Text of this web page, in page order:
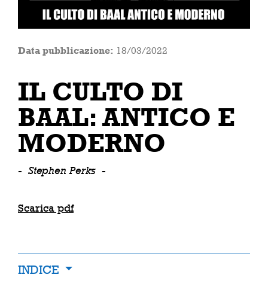
Data pubblicazione: 18/03/2022
IL CULTO DI
BAAL: ANTICO E
MODERNO
- Stephen Perks -
Scarica pdf
INDICE